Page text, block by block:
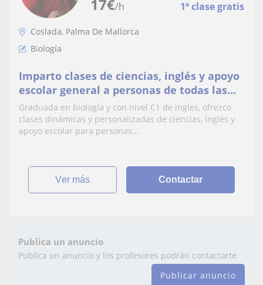
17€/h 1ª clase gratis
Coslada, Palma De Mallorca
Biología
Imparto clases de ciencias, inglés y apoyo
escolar general a personas de todas las
edades, de forma personalizada
Graduada en biología y con nivel C1 de ingles, ofrezco
clases dinámicas y personalizadas de ciencias, inglés y
apoyo escolar para personas...
ver más Contactar
Publica un anuncio
Publica un anuncio y los profesores podrán contactarte
Publicar anuncio